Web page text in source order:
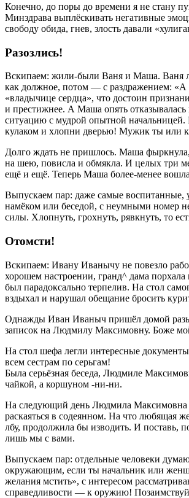
Конечно, до поры до времени я не стану
Минздрава выплёскивать негативные
свободу обида, гнев, злость давали
Разозлись!
Вскипаем: жили-были Ваня и Маша. Ваня
как должное, потом — с раздражением: «А
«владычице сердца», что достоин
и престижнее. А Маша опять отказывалась
ситуацию с мудрой опытной начальницей.
кулаком и хлопни дверью! Мужик ты или
Долго ждать не пришлось. Маша
на шею, повисла и обмякла. И целых три
ещё и ещё. Теперь Маша более-менее
Выпускаем пар: даже самые воспитанные,
намёком или беседой, с неумными номер
силы. Хлопнуть, грохнуть, рявкнуть, то
Отомсти!
Вскипаем: Ивану Иванычу не повезло
хорошем настроении, гранд^ дама
был парадоксально терпелив. На стол
вздыхал и нарушал обещание бросить
Однажды Иван Иваныч пришёл домой
записок на Людмилу Максимовну. Боже
На стол шефа легли интересные
всем сестрам по серьгам!
Была серьёзная беседа, Людмиле
чайкой, а коршуном -ни-ни.
На следующий день Людмила Максимовна
раскаяться в содеянном. На что любящая
лбу, продолжила бы изводить. И поставь,
лишь мы с вами.
Выпускаем пар: отдельные человеки
окружающим, если ты начальник или
желания мстить», с интересом
справедливости — к оружию!